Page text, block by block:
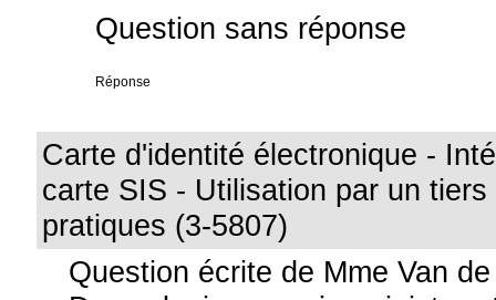
Question sans réponse
Réponse
Carte d'identité électronique -
carte SIS - Utilisation par un
pratiques (3-5807)
Question écrite de Mme Van